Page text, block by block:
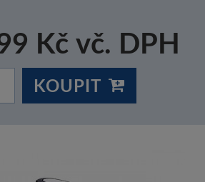
Kč vč. DPH
KOUPIT